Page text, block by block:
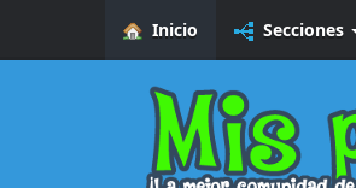
Inicio Secciones